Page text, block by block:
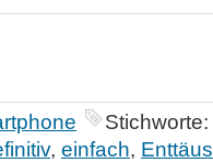
Stichworte:
, einfach,